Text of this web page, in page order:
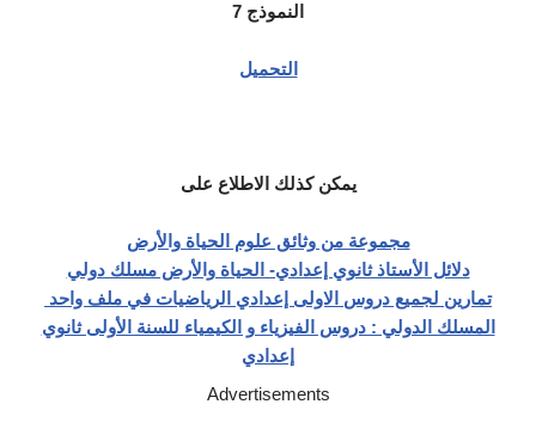
النموذج 7
التحميل
يمكن كذلك الاطلاع على
مجموعة من وثائق علوم الحياة والأرض
دلائل الأستاذ ثانوي إعدادي- الحياة والأرض مسلك دولي
تمارين لجميع دروس الاولى إعدادي الرياضيات في ملف واحد
المسلك الدولي : دروس الفيزياء و الكيمياء للسنة الأولى ثانوي
إعدادي
Advertisements